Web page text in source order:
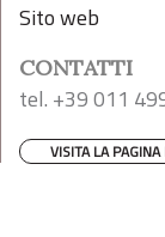
Sito web
CONTATTI
tel. +39 011
VISITA LA